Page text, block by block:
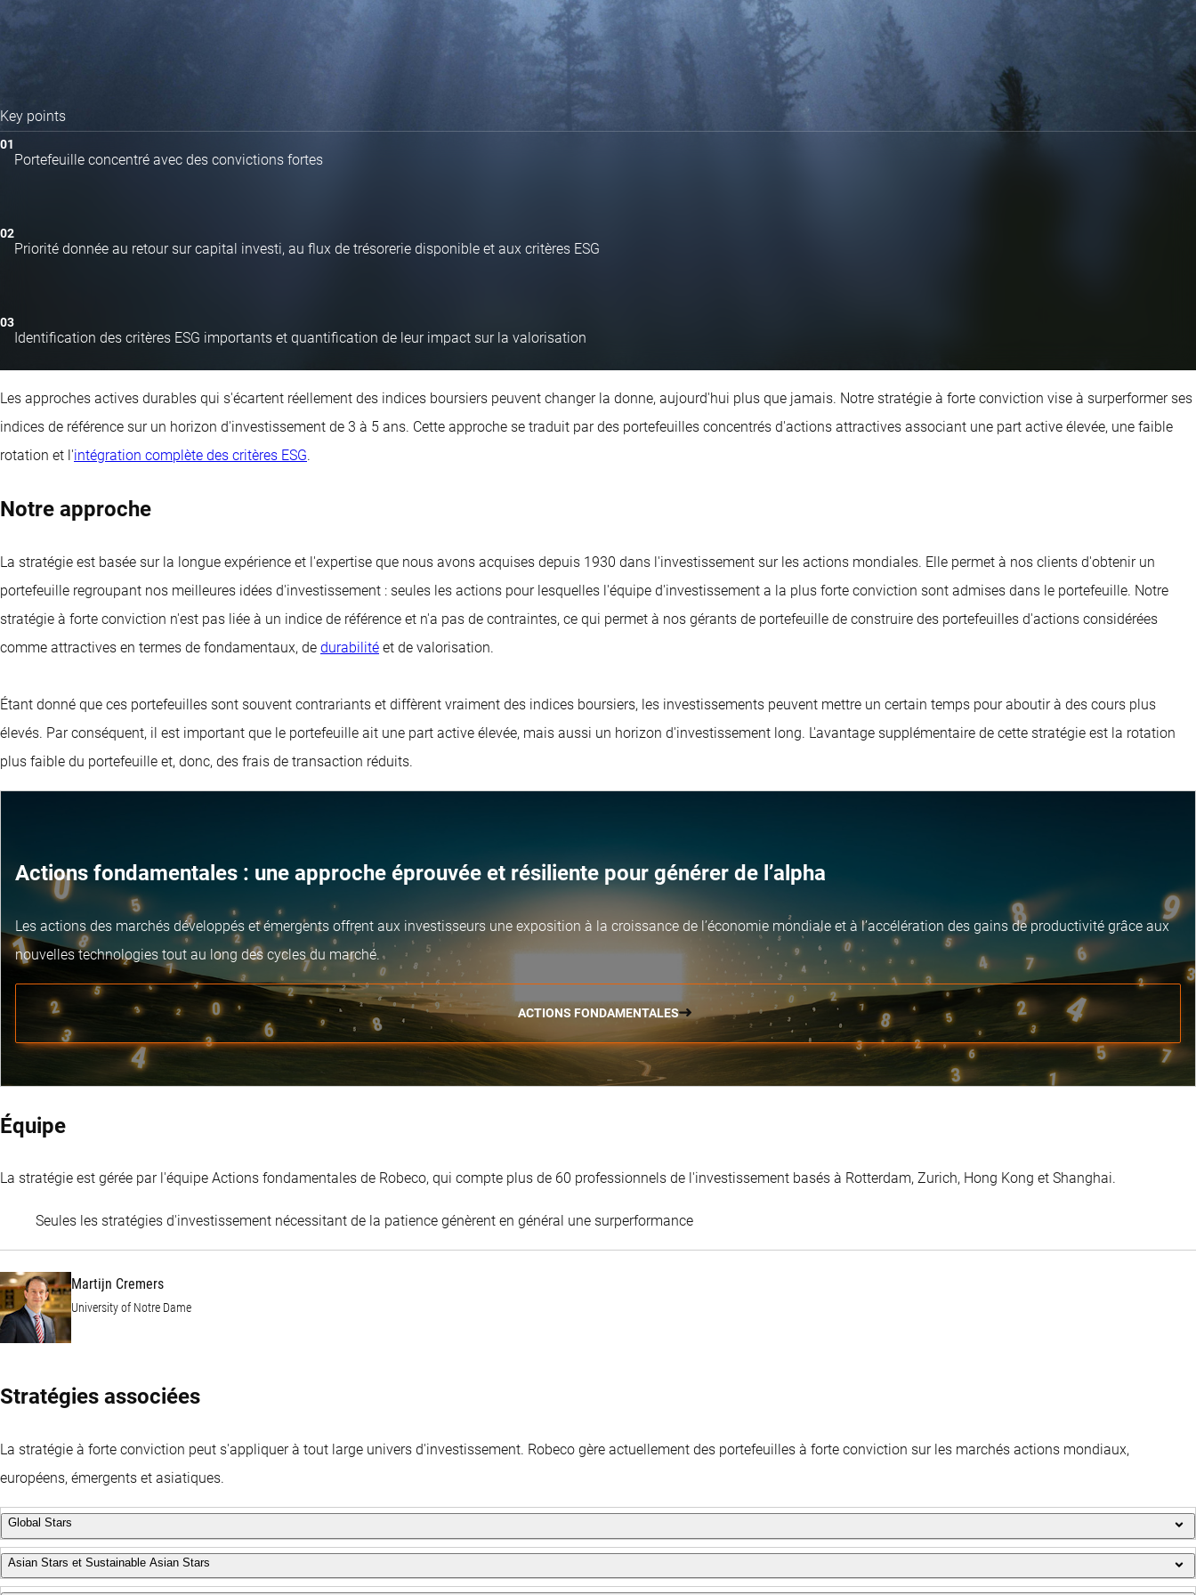
Key points
Portefeuille concentré avec des convictions fortes
Priorité donnée au retour sur capital investi, au flux de trésorerie disponible et aux critères ESG
Identification des critères ESG importants et quantification de leur impact sur la valorisation
Les approches actives durables qui s'écartent réellement des indices boursiers peuvent changer la donne, aujourd'hui plus que jamais. Notre stratégie à forte conviction vise à surperformer ses
indices de référence sur un horizon d'investissement de 3 à 5 ans. Cette approche se traduit par des portefeuilles concentrés d'actions attractives associant une part active élevée, une faible
rotation et l'intégration complète des critères ESG.
Notre approche
La stratégie est basée sur la longue expérience et l'expertise que nous avons acquises depuis 1930 dans l'investissement sur les actions mondiales. Elle permet à nos clients d'obtenir un
portefeuille regroupant nos meilleures idées d'investissement : seules les actions pour lesquelles l'équipe d'investissement a la plus forte conviction sont admises dans le portefeuille. Notre
stratégie à forte conviction n'est pas liée à un indice de référence et n'a pas de contraintes, ce qui permet à nos gérants de portefeuille de construire des portefeuilles d'actions considérées
comme attractives en termes de fondamentaux, de durabilité et de valorisation.
Étant donné que ces portefeuilles sont souvent contrariants et diffèrent vraiment des indices boursiers, les investissements peuvent mettre un certain temps pour aboutir à des cours plus
élevés. Par conséquent, il est important que le portefeuille ait une part active élevée, mais aussi un horizon d'investissement long. L'avantage supplémentaire de cette stratégie est la rotation
plus faible du portefeuille et, donc, des frais de transaction réduits.
Actions fondamentales : une approche éprouvée et résiliente pour générer de l’alpha
Les actions des marchés développés et émergents offrent aux investisseurs une exposition à la croissance de l’économie mondiale et à l’accélération des gains de productivité grâce aux
nouvelles technologies tout au long des cycles du marché.
ACTIONS FONDAMENTALES
Équipe
La stratégie est gérée par l'équipe Actions fondamentales de Robeco, qui compte plus de 60 professionnels de l'investissement basés à Rotterdam, Zurich, Hong Kong et Shanghai.
Seules les stratégies d'investissement nécessitant de la patience génèrent en général une surperformanceMartijn Cremers
Martijn Cremers
University of Notre Dame
Stratégies associées
La stratégie à forte conviction peut s'appliquer à tout large univers d'investissement. Robeco gère actuellement des portefeuilles à forte conviction sur les marchés actions mondiaux,
européens, émergents et asiatiques.
Global Stars
Stratégie mondiale axée sur trois critères clés :
Asian Stars et Sustainable Asian Stars